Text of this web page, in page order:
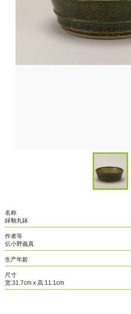
名称
緑釉丸鉢
作者等
伝小野義真
生产年龄
尺寸
宽:31.7cm x 高:11.1cm